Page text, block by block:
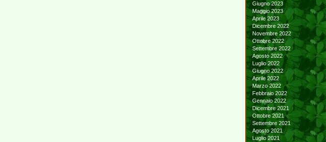
Giugno 2023
Maggio 2023
Aprile 2023
Dicembre 2022
Novembre 2022
Ottobre 2022
Settembre 2022
Agosto 2022
Luglio 2022
Giugno 2022
Aprile 2022
Marzo 2022
Febbraio 2022
Gennaio 2022
Dicembre 2021
Ottobre 2021
Settembre 2021
Agosto 2021
Luglio 2021